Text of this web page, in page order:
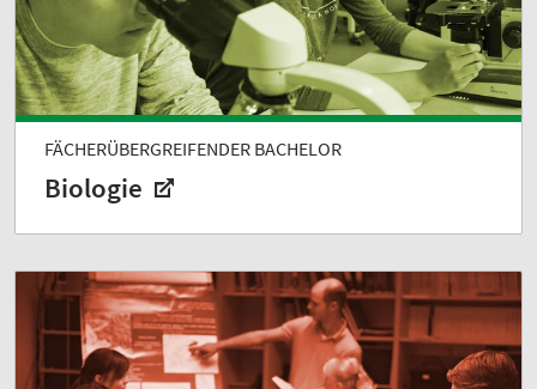
FÄCHERÜBERGREIFENDER BACHELOR
Biologie